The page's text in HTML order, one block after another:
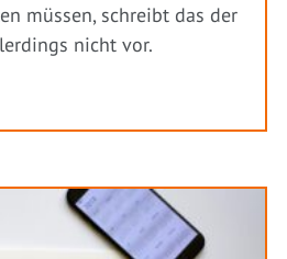
müssen, schreibt das der
nicht vor.